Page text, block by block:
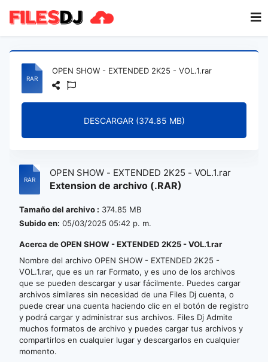
OPEN SHOW - EXTENDED 2K25 - VOL.1.rar
DESCARGAR (374.85 MB)
OPEN SHOW - EXTENDED 2K25 - VOL.1.rar
Extension de archivo (.RAR)
Tamaño del archivo : 374.85 MB
Subido en: 05/03/2025 05:42 p. m.
Acerca de OPEN SHOW - EXTENDED 2K25 - VOL.1.rar
Nombre del archivo OPEN SHOW - EXTENDED 2K25 -
VOL.1.rar, que es un rar Formato, y es uno de los archivos
que se pueden descargar y usar fácilmente. Puedes cargar
archivos similares sin necesidad de una Files Dj cuenta, o
puede crear una cuenta haciendo clic en el botón de registro
y podrá cargar y administrar sus archivos. Files Dj Admite
muchos formatos de archivo y puedes cargar tus archivos y
compartirlos en cualquier lugar y descargarlos en cualquier
momento.